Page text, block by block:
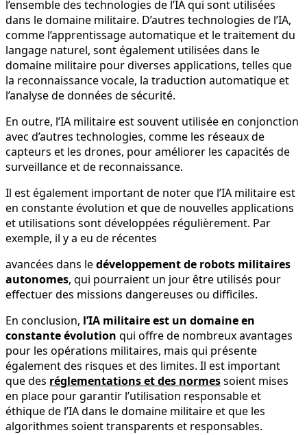
l’ensemble des technologies de l’IA qui sont utilisées
dans le domaine militaire. D’autres technologies de l’IA,
comme l’apprentissage automatique et le traitement du
langage naturel, sont également utilisées dans le
domaine militaire pour diverses applications, telles que
la reconnaissance vocale, la traduction automatique et
l’analyse de données de sécurité.
En outre, l’IA militaire est souvent utilisée en conjonction
avec d’autres technologies, comme les réseaux de
capteurs et les drones, pour améliorer les capacités de
surveillance et de reconnaissance.
Il est également important de noter que l’IA militaire est
en constante évolution et que de nouvelles applications
et utilisations sont développées régulièrement. Par
exemple, il y a eu de récentes
avancées dans ledéveloppement de robots militaires
autonomes, qui pourraient un jour être utilisés pour
effectuer des missions dangereuses ou difficiles.
En conclusion, l’IA militaire est un domaine en
constante évolution qui offre de nombreux avantages
pour les opérations militaires, mais qui présente
également des risques et des limites. Il est important
que des réglementations et des normessoient mises
en place pour garantir l’utilisation responsable et
éthique de l’IA dans le domaine militaire et que les
algorithmes soient transparents et responsables.